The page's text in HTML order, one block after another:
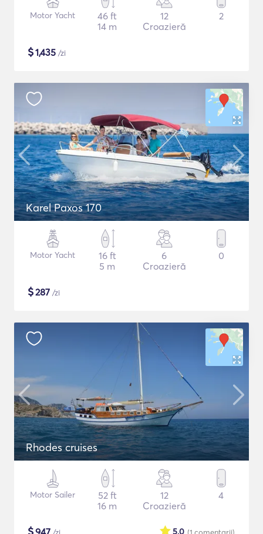
Motor Yacht
46 ft
14 m
12
Croazieră
2
$1,435 /zi
Karel Paxos 170
Motor Yacht
16 ft
5 m
6
Croazieră
0
$287 /zi
Rhodes cruises
Motor Sailer
52 ft
16 m
12
Croazieră
4
947 5.0